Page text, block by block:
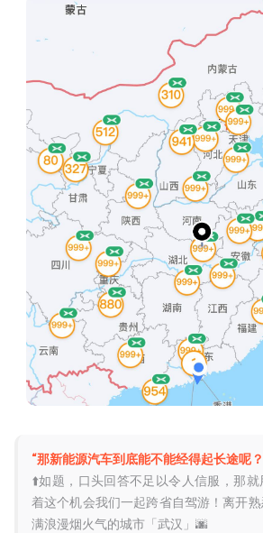
“那新能源汽车到底能不能经得起长途呢
⬆️如题，口头回答不足以令人信服，那
着这个机会我们一起跨省自驾游！离开
满浪漫烟火气的城市「武汉」🌆